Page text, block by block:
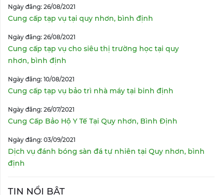
Ngày đăng: 26/08/2021
Cung cấp tạp vụ tại quy nhơn, bình định
Ngày đăng: 26/08/2021
Cung cấp tạp vụ cho siêu thị trường học tại quy
nhơn, bình định
Ngày đăng: 10/08/2021
Cung cấp tạp vụ bảo trì nhà máy tại binh định
Ngày đăng: 26/07/2021
Cung Cấp Bảo Hộ Y Tế Tại Quy nhơn, Bình Định
Ngày đăng: 03/09/2021
Dịch vụ đánh bóng sàn đá tự nhiên tại Quy nhơn, bình
định
TIN NỔI BẬT